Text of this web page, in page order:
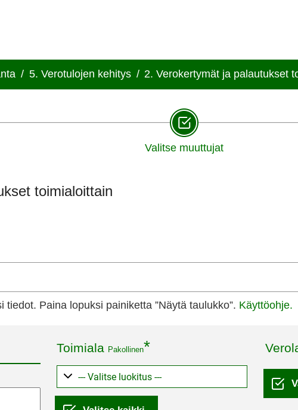
/ 5. Verotulojen kehitys / 2. Verokertymät ja palautukset
Valitse muuttujat
toimialoittain
Paina lopuksi painiketta ”Näytä taulukko”. Käyttöohje.
Toimiala Pakollinen